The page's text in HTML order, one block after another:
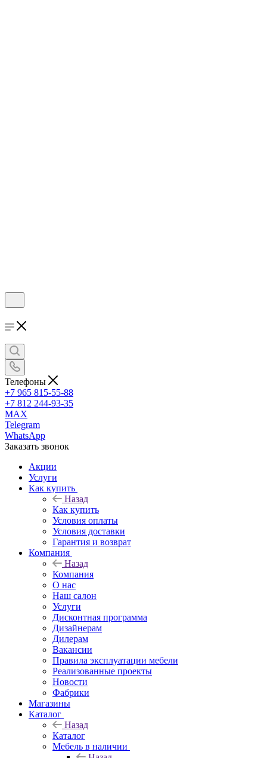
Телефоны
+7 965 815-55-88
+7 812 244-93-35
MAX
Telegram
WhatsApp
Заказать звонок
Акции
Услуги
Как купить
Назад
Как купить
Условия оплаты
Условия доставки
Гарантия и возврат
Компания
Назад
Компания
О нас
Наш салон
Услуги
Дисконтная программа
Дизайнерам
Дилерам
Вакансии
Правила эксплуатации мебели
Реализованные проекты
Новости
Фабрики
Магазины
Каталог
Назад
Каталог
Мебель в наличии